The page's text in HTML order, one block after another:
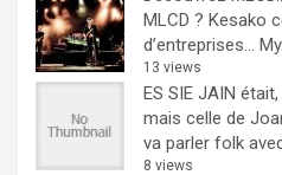
MLCD ? Kesako
d’entreprises…
13 views
ES SIE JAIN
mais celle de
va parler folk
8 views